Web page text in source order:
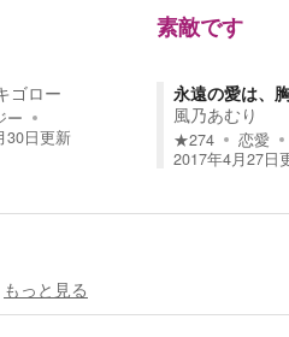
ゴロー
ー
30日更新
素敵です
永遠の愛は、
風乃あむり
★274 恋愛
2017年4月27日
もっと見る